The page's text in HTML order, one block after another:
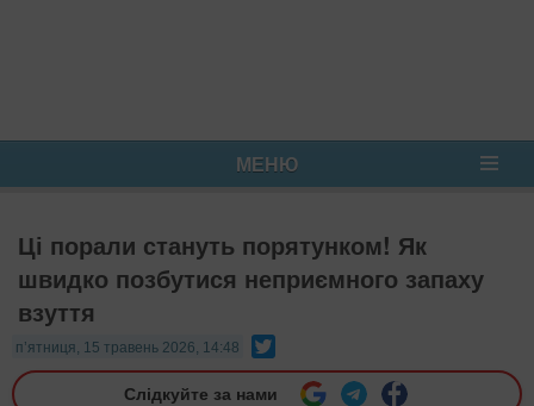
МЕНЮ
Ці порали стануть порятунком! Як
швидко позбутися неприємного запаху
взуття
п’ятниця, 15 травень 2026, 14:48
Слідкуйте за нами